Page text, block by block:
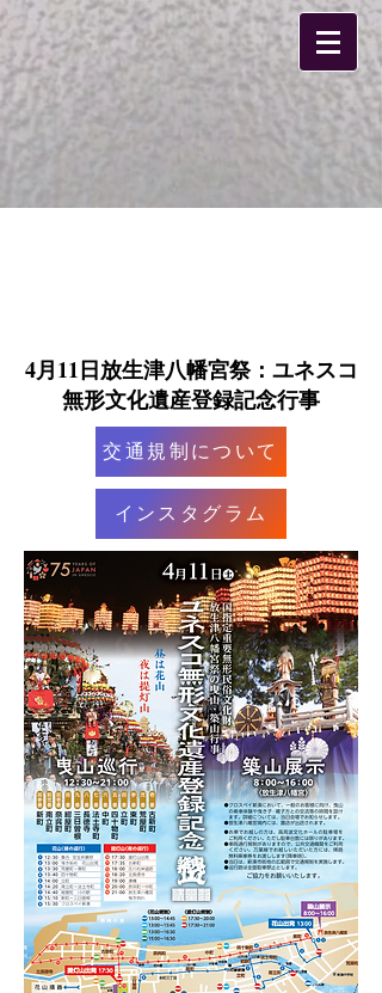
​4月11日放生津八幡宮祭：ユネスコ
無形文化遺産登録記念行事
交通規制について
インスタグラム